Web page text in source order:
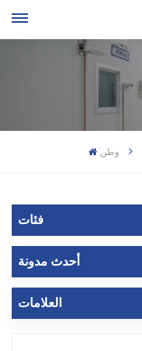
وطن
فئات
أحدث مدونة
العلامات